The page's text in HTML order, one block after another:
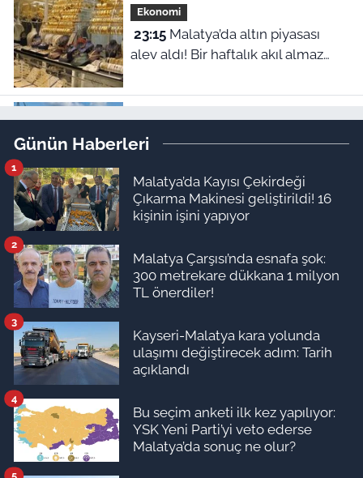
Ekonomi
23:15Malatya’da altın piyasası
alev aldı! Bir haftalık akıl almaz
Yaşam
radyoaktif tehlike: Okyanus
dibindeki 200 bin atık varili
parçalanıyor
Yaşam
22:00 Mantardan üretilen canlı
kumaş yırtıkları kendiliğinden
Günün Haberleri
Malatya’da Kayısı Çekirdeği
Çıkarma Makinesi geliştirildi! 16
kişinin işini yapıyor
1
Malatya Çarşısı’nda esnafa şok:
300 metrekare dükkana 1 milyon
TL önerdiler!
2
Kayseri-Malatya kara yolunda
ulaşımı değiştirecek adım: Tarih
açıklandı
3
Bu seçim anketi ilk kez yapılıyor:
YSK Yeni Parti’yi veto ederse
Malatya’da sonuç ne olur?
4
5